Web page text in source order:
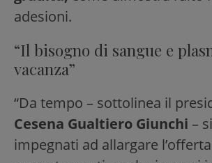
adesioni.
“Il bisogno di sangue e
vacanza”
“Da tempo – sottolinea il
Cesena Gualtiero Giunchi –
impegnati ad allargare